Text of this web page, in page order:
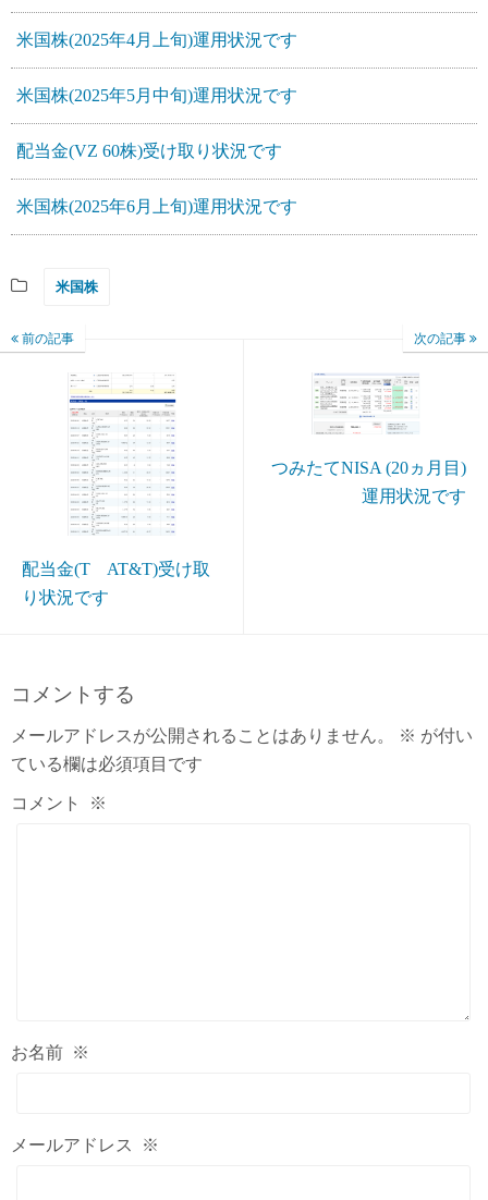
米国株(2025年4月上旬)運用状況です
米国株(2025年5月中旬)運用状況です
配当金(VZ 60株)受け取り状況です
米国株(2025年6月上旬)運用状況です
米国株
前の記事
配当金(T AT&T)受け取
り状況です
次の記事
つみたてNISA (20ヵ月目)
運用状況です
コメントする
メールアドレスが公開されることはありません。 ※ が付い
ている欄は必須項目です
コメント ※
お名前 ※
メールアドレス ※